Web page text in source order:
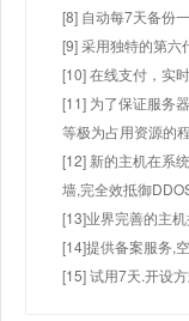
[8] 自动每7天备份
[9] 采用独特的第六
[10] 在线支付，实
[11] 为了保证服务
等极为占用资源的程
[12] 新的主机在系
墙,完全效抵御
[13]业界完善的主
[14]提供备案服务,
[15] 试用7天.开设